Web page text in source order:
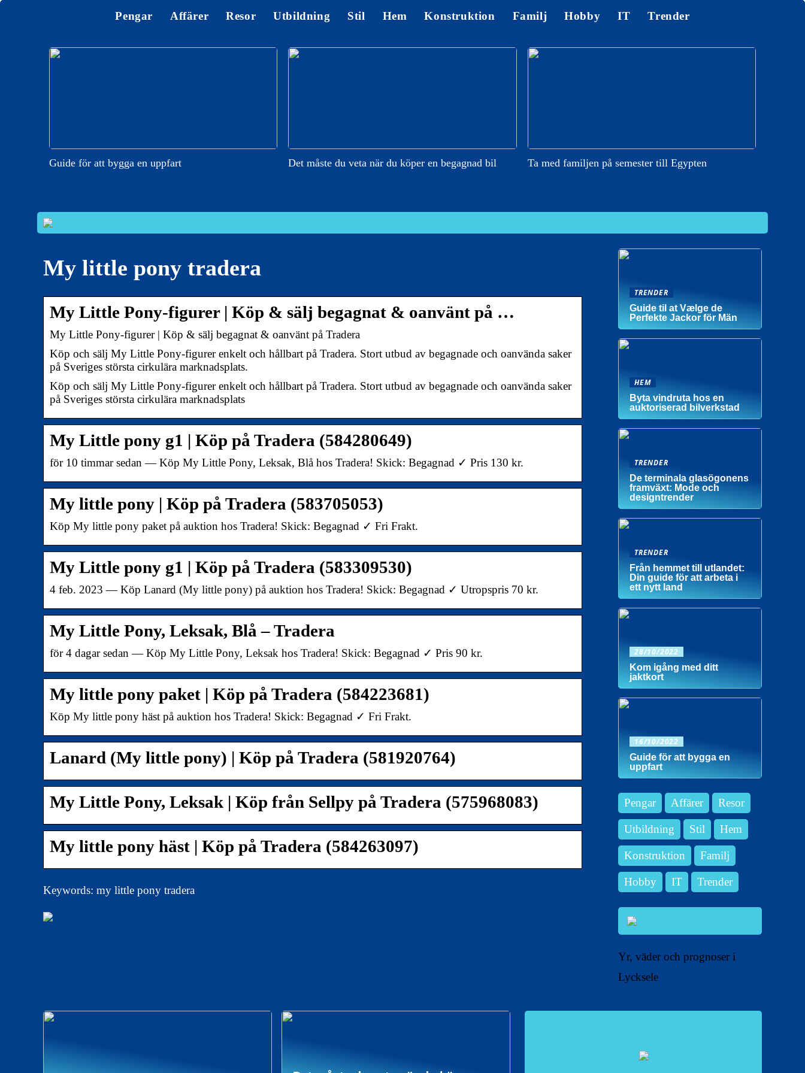
Pengar Affärer Resor Utbildning Stil Hem Konstruktion Familj Hobby IT Trender
Guide för att bygga en uppfart Det måste du veta när du köper en begagnad bil Ta med familjen på semester till Egypten
My little pony tradera
My Little Pony-figurer | Köp & sälj begagnat & oanvänt på …
My Little Pony-figurer | Köp & sälj begagnat & oanvänt på Tradera
Köp och sälj My Little Pony-figurer enkelt och hållbart på Tradera. Stort utbud av begagnade och oanvända saker
på Sveriges största cirkulära marknadsplats.
Köp och sälj My Little Pony-figurer enkelt och hållbart på Tradera. Stort utbud av begagnade och oanvända saker
på Sveriges största cirkulära marknadsplats
My Little pony g1 | Köp på Tradera (584280649)
för 10 timmar sedan — Köp My Little Pony, Leksak, Blå hos Tradera! Skick: Begagnad ✓ Pris 130 kr.
My little pony | Köp på Tradera (583705053)
Köp My little pony paket på auktion hos Tradera! Skick: Begagnad ✓ Fri Frakt.
My Little pony g1 | Köp på Tradera (583309530)
4 feb. 2023 — Köp Lanard (My little pony) på auktion hos Tradera! Skick: Begagnad ✓ Utropspris 70 kr.
My Little Pony, Leksak, Blå – Tradera
för 4 dagar sedan — Köp My Little Pony, Leksak hos Tradera! Skick: Begagnad ✓ Pris 90 kr.
My little pony paket | Köp på Tradera (584223681)
Köp My little pony häst på auktion hos Tradera! Skick: Begagnad ✓ Fri Frakt.
Lanard (My little pony) | Köp på Tradera (581920764)
My Little Pony, Leksak | Köp från Sellpy på Tradera (575968083)
My little pony häst | Köp på Tradera (584263097)
Keywords: my little pony tradera
TRENDER
Guide til at Vælge de
Perfekte Jackor för Män
HEM
Byta vindruta hos en
auktoriserad bilverkstad
TRENDER
De terminala glasögonens
framväxt: Mode och
designtrender
TRENDER
Från hemmet till utlandet:
Din guide för att arbeta i
ett nytt land
28/10/2022
Kom igång med ditt
jaktkort
16/10/2022
Guide för att bygga en
uppfart
Pengar Affärer Resor
Utbildning Stil Hem
Konstruktion Familj
Hobby IT Trender
Yr, väder och prognoser i
Lycksele